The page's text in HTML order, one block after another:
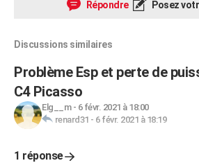
Répondre Posez
Discussions similaires
Problème Esp et perte de
C4 Picasso
Elg__m- 6 févr. 2021 à 18:00
renard31 - 6 févr. 2021 à 18:19
1 réponse